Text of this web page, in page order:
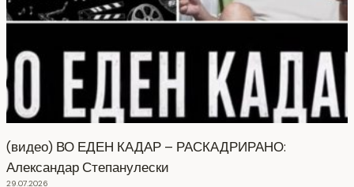
(видео) ВО ЕДЕН КАДАР – РАСКАДРИРАНО:
Александар Степанулески
29.07.2026